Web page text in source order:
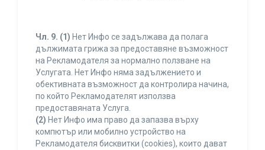
Чл. 9. (1) Нет Инфо се задължава да полага
дължимата грижа за предоставяне възможност
на Рекламодателя за нормално ползване на
Услугата. Нет Инфо няма задължението и
обективната възможност да контролира начина,
по който Рекламодателят използва
предоставяната Услуга.
(2) Нет Инфо има право да запазва върху
компютър или мобилно устройство на
Рекламодателя бисквитки (cookies), които дават